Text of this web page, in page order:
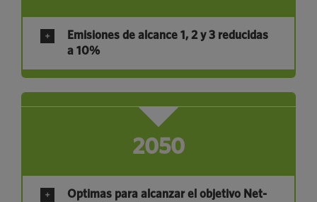
Emisiones de alcance 1, 2 y 3 reducidas
a 10%
2050
Optimas para alcanzar el objetivo Net-